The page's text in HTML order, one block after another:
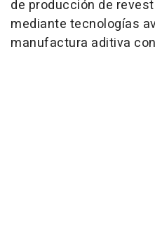
de producción de
mediante tecnologías
manufactura aditiva